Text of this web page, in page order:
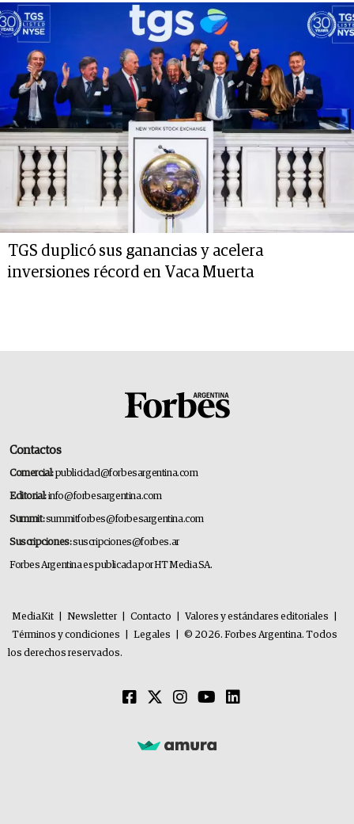
TGS duplicó sus ganancias y acelera
inversiones récord en Vaca Muerta
Contactos
Comercial:publicidad@forbesargentina.com
Editorial:info@forbesargentina.com
Summit:summitforbes@forbesargentina.com
Suscripciones:suscripciones@forbes.ar
Forbes Argentina es publicada por HT Media SA.
MediaKit Newsletter Contacto Valores y estándares editoriales
Términos y condiciones
Legales
© 2026. Forbes Argentina. Todos
los derechos reservados.